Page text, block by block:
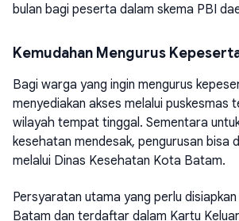
bulan bagi peserta dalam skema PBI
Kemudahan Mengurus
Bagi warga yang ingin mengurus
menyediakan akses melalui puskesmas
wilayah tempat tinggal. Sementara
kesehatan mendesak, pengurusan bisa
melalui Dinas Kesehatan Kota Batam.
Persyaratan utama yang perlu
Batam dan terdaftar dalam Kartu